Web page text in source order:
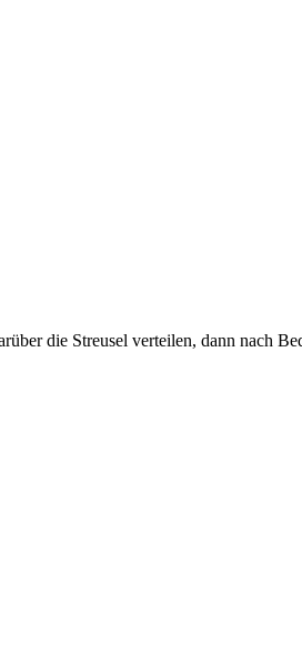
die Streusel verteilen, dann nach